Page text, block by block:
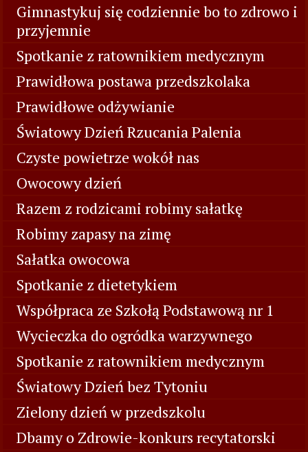
Gimnastykuj się codziennie bo to zdrowo i
przyjemnie
Spotkanie z ratownikiem medycznym
Prawidłowa postawa przedszkolaka
Prawidłowe odżywianie
Światowy Dzień Rzucania Palenia
Czyste powietrze wokół nas
Owocowy dzień
Razem z rodzicami robimy sałatkę
Robimy zapasy na zimę
Sałatka owocowa
Spotkanie z dietetykiem
Współpraca ze Szkołą Podstawową nr 1
Wycieczka do ogródka warzywnego
Spotkanie z ratownikiem medycznym
Światowy Dzień bez Tytoniu
Zielony dzień w przedszkolu
Dbamy o Zdrowie-konkurs recytatorski